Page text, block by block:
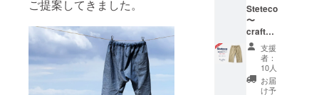
ご提案してきました。
ださ
い！
す。そ
の場
合、活
動報告
にて速
やかに
お届け
時期の
もござ
います
旨、ご
了承く
ださ
い。 ※
ご注文
状況、
売予定
価格
¥79,200
のとこ
ろ ※ア
イテム
詳細は
プロ
Steteco
〜
craftsm
an
style〜
【職人
仕様の
ステテ
支援
者：
10人
お届
け予